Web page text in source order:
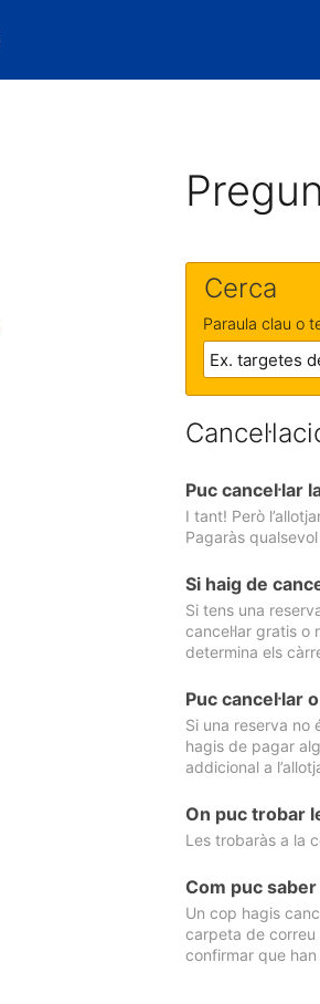
Cerca
Paraula clau o
Puc cancel·lar
I tant! Però
Pagaràs
Si haig de
Si tens una
cancel·lar gratis o
determina els
Puc cancel·lar
Si una reserva no
hagis de pagar
addicional a
On puc trobar
Les trobaràs a la
Com puc saber
Un cop hagis
carpeta de correu
confirmar que han